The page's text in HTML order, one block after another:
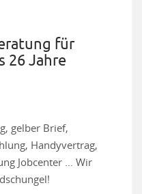
für
26 Jahre
gelber Brief,
Handyvertrag,
Jobcenter ... Wir